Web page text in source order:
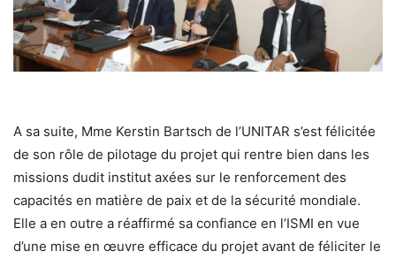
A sa suite, Mme Kerstin Bartsch de l’UNITAR s’est félicitée
de son rôle de pilotage du projet qui rentre bien dans les
missions dudit institut axées sur le renforcement des
capacités en matière de paix et de la sécurité mondiale.
Elle a en outre a réaffirmé sa confiance en l’ISMI en vue
d’une mise en œuvre efficace du projet avant de féliciter le